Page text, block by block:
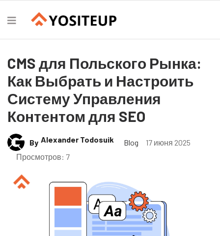
CMS для Польского Рынка:
Как Выбрать и Настроить
Систему Управления
Контентом для SEO
By Alexander Todosuik Blog
17 июня 2025
Просмотров: 7